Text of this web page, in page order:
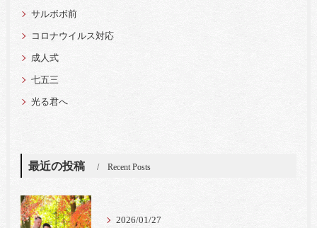
サルボボ前
コロナウイルス対応
成人式
七五三
光る君へ
最近の投稿 Recent Posts
2026/01/27